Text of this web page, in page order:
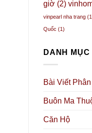
giờ (2)
vinpearl nha trang
Quốc (1)
DANH
Bài Viết
Buôn Ma
Căn Hộ